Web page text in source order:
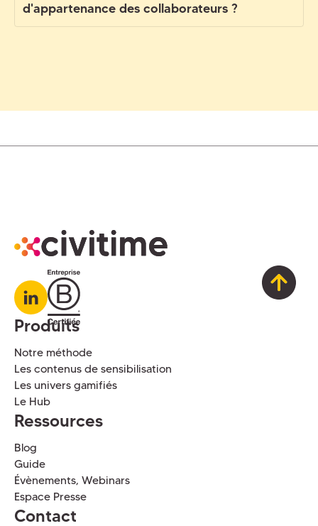
d'appartenance des collaborateurs ?
Produits
Notre méthode
Les contenus de sensibilisation
Les univers gamifiés
Le Hub
Ressources
Blog
Guide
Évènements, Webinars
Espace Presse
Contact